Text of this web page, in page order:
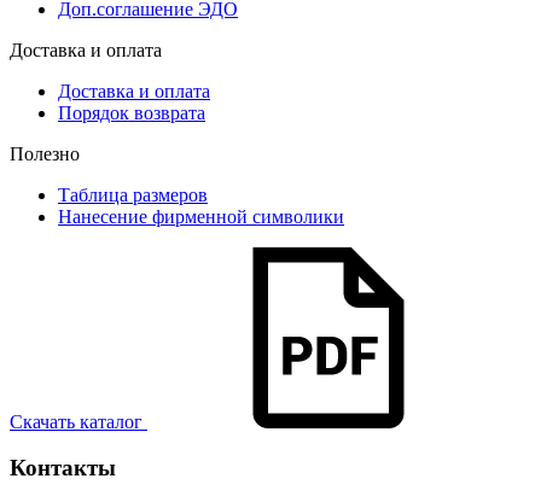
Доп.соглашение ЭДО
Доставка и оплата
Доставка и оплата
Порядок возврата
Полезно
Таблица размеров
Нанесение фирменной символики
Скачать каталог
Контакты